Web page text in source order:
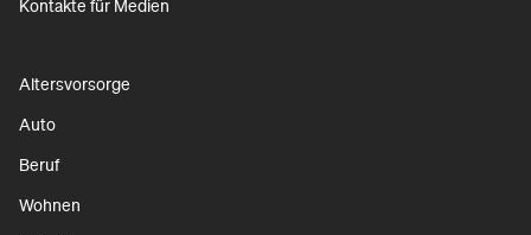
Kontakte für Medien
Altersvorsorge
Auto
Beruf
Wohnen